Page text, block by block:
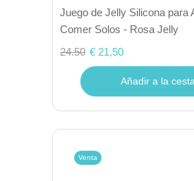
Juego de Jelly Silicona para
Comer Solos - Rosa Jelly
24.50 € 21,50
Añadir a la cesta
Venta